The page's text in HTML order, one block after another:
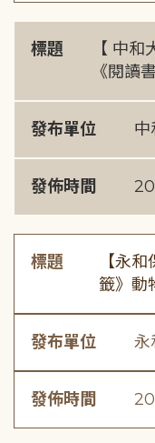
標題
【 中
《閱讀
發布單位 中
發佈時間
標題
【永
籤》動
發布單位 永
發佈時間